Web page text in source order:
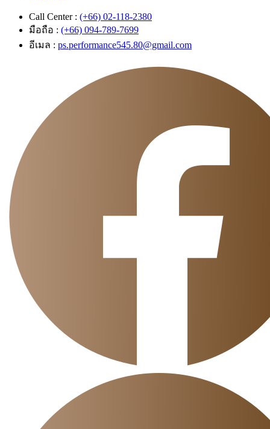
Call Center : (+66) 02-118-2380
มือถือ : (+66) 094-789-7699
อีเมล : ps.performance545.80@gmail.com